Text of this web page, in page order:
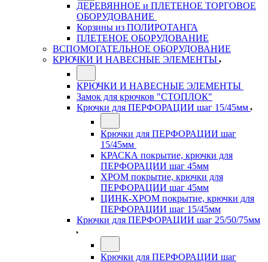
ДЕРЕВЯННОЕ и ПЛЕТЕНОЕ ТОРГОВОЕ
ОБОРУДОВАНИЕ
Корзины из ПОЛИРОТАНГА
ПЛЕТЕНОЕ ОБОРУДОВАНИЕ
ВСПОМОГАТЕЛЬНОЕ ОБОРУДОВАНИЕ
КРЮЧКИ И НАВЕСНЫЕ ЭЛЕМЕНТЫ
КРЮЧКИ И НАВЕСНЫЕ ЭЛЕМЕНТЫ
Замок для крючков "СТОПЛОК"
Крючки для ПЕРФОРАЦИИ шаг 15/45мм
Крючки для ПЕРФОРАЦИИ шаг
15/45мм
КРАСКА покрытие, крючки для
ПЕРФОРАЦИИ шаг 45мм
ХРОМ покрытие, крючки для
ПЕРФОРАЦИИ шаг 45мм
ЦИНК-ХРОМ покрытие, крючки для
ПЕРФОРАЦИИ шаг 15/45мм
Крючки для ПЕРФОРАЦИИ шаг 25/50/75мм
Крючки для ПЕРФОРАЦИИ шаг